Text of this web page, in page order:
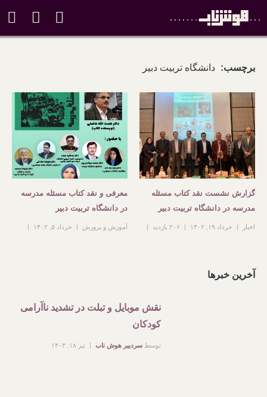
برچسب: دانشگاه تربیت دبیر
گزارش نشست نقد کتاب مسئله
مدرسه در دانشگاه تربیت دبیر
اخبار خرداد ۱۹, ۱۴۰۲
۲۰۶ بازدید
معرفی و نقد کتاب مسئله مدرسه
در دانشگاه تربیت دبیر
آموزش و پرورش
خرداد ۵, ۱۴۰۲
آخرین خبرها
نقش موبایل و تبلت در تشدید ناآرامی
کودکان
توسط سردبیر هوش ناب تیر ۱۸, ۱۴۰۳